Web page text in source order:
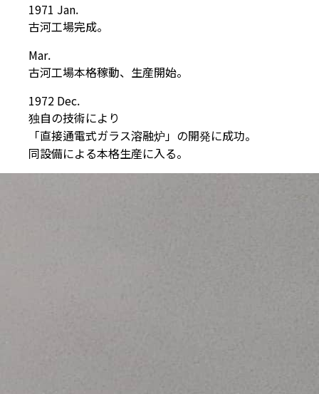
1971 Jan.
古河工場完成。
Mar.
古河工場本格稼動、生産開始。
1972 Dec.
独自の技術により
「直接通電式ガラス溶融炉」の開発に成功。
同設備による本格生産に入る。